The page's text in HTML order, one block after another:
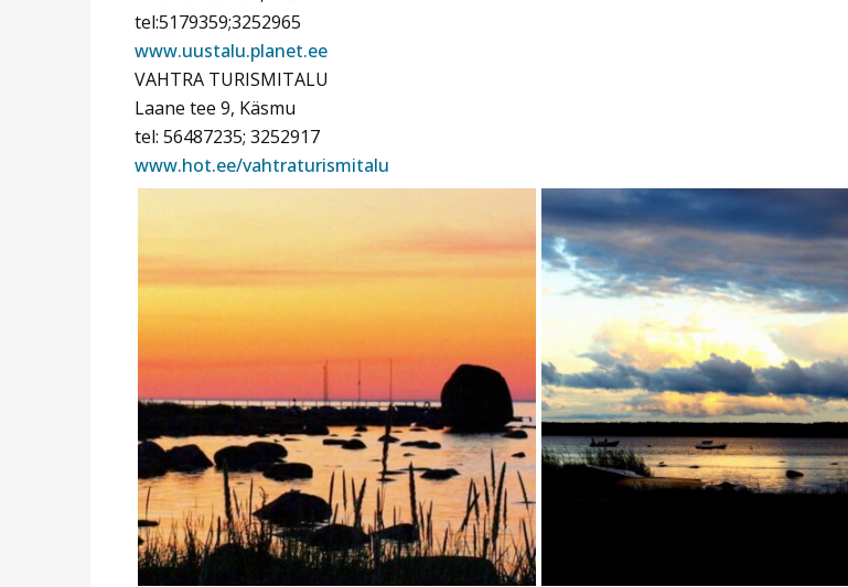
tel:5179359;3252965
www.uustalu.planet.ee
VAHTRA TURISMITALU
Laane tee 9, Käsmu
tel: 56487235; 3252917
www.hot.ee/vahtraturismitalu